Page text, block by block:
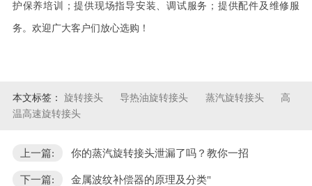
护保养培训；提供现场指导安装、调试服务；提供配件及维修服
务。欢迎广大客户们放心选购！
本文标签： 旋转接头 导热油旋转接头 蒸汽旋转接头
高
温高速旋转接头
上一篇: 你的蒸汽旋转接头泄漏了吗？教你一招
下一篇: 金属波纹补偿器的原理及分类"